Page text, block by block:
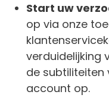
Start uw
op via onze
verduidelijking
de subtiliteiten
account op.